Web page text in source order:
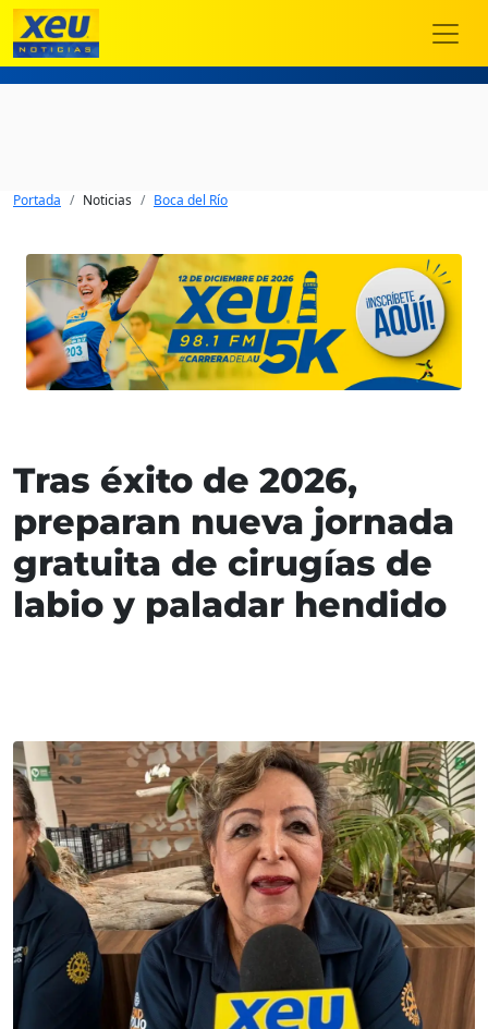
Portada Noticias Boca del Río
Tras éxito de 2026,
preparan nueva jornada
gratuita de cirugías de
labio y paladar hendido